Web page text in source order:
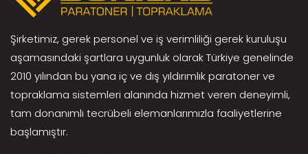
Şirketimiz, gerek personel ve iş verimliliği gerek kuruluşu
aşamasındaki şartlara uygunluk olarak Türkiye genelinde
2010 yılından bu yana iç ve dış yıldırımlık paratoner ve
topraklama sistemleri alanında hizmet veren deneyimli,
tam donanımlı tecrübeli elemanlarımızla faaliyetlerine
başlamıştır.